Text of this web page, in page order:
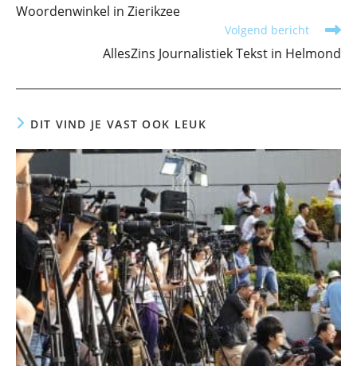
artikelen
Woordenwinkel in Zierikzee
Volgend bericht
AllesZins Journalistiek Tekst in Helmond
DIT VIND JE VAST OOK LEUK